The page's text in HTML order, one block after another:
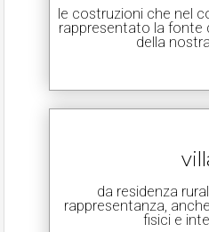
le costruzioni che nel
rappresentato la fonte
della
da residenza
rappresentanza,
fisici e